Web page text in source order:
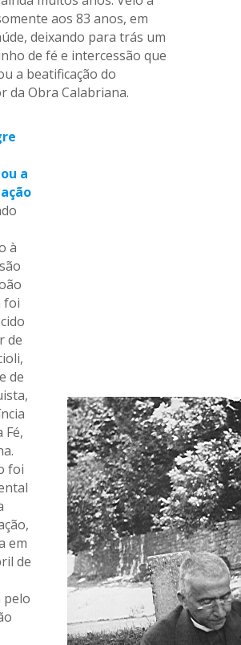
aos 83 anos, em
deixando para trás um
de fé e intercessão que
a beatificação do
da Obra Calabriana.
a
à
foi
de
de
Fé,
foi
em
de
pelo